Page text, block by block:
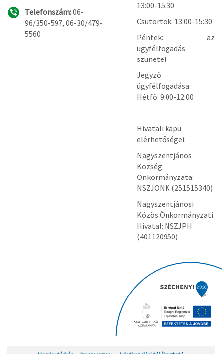
Telefonszám:06-
96/350-597, 06-30/479-
5560
13:00-15:30
Csütörtök: 13:00-15:30
Péntek: az
ügyfélfogadás
szünetel
Jegyző
ügyfélfogadása:
Hétfő: 9:00-12:00
Hivatali kapu
elérhetőségei:
Nagyszentjános
Község
Önkormányzata:
NSZJONK (251515340)
Nagyszentjánosi
Közös Önkormányzati
Hivatal: NSZJPH
(401120950)